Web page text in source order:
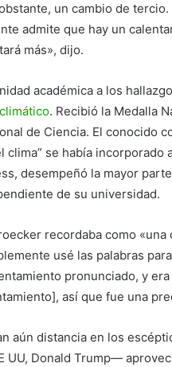
un cambio de
admite que hay un
más», dijo.
académica a los
. Recibió la Medalla
de Ciencia. El conocido
se había incorporado
desempeñó la mayor
de su universidad.
recordaba como
usé las palabras
pronunciado, y
así que fue una
aún distancia en los
UU, Donald Trump—